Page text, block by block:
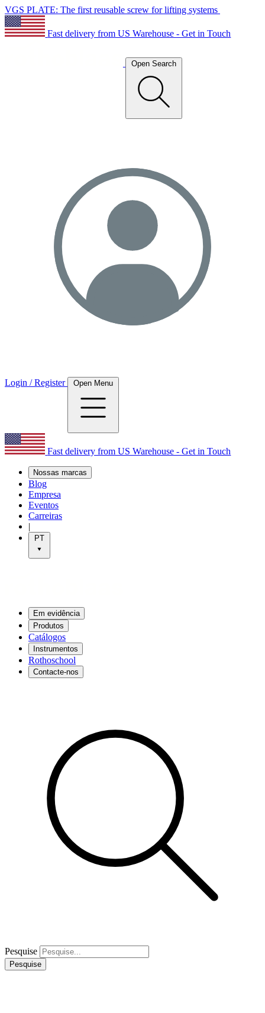
VGS PLATE: The first reusable screw for lifting systems
Fast delivery from US Warehouse - Get in Touch
Open Search
Login / Register Open Menu
Fast delivery from US Warehouse - Get in Touch
Nossas marcas
Blog
Empresa
Eventos
Carreiras
|
PT
Em evidência
Produtos
Catálogos
Instrumentos
Rothoschool
Contacte-nos
Pesquise
Pesquise